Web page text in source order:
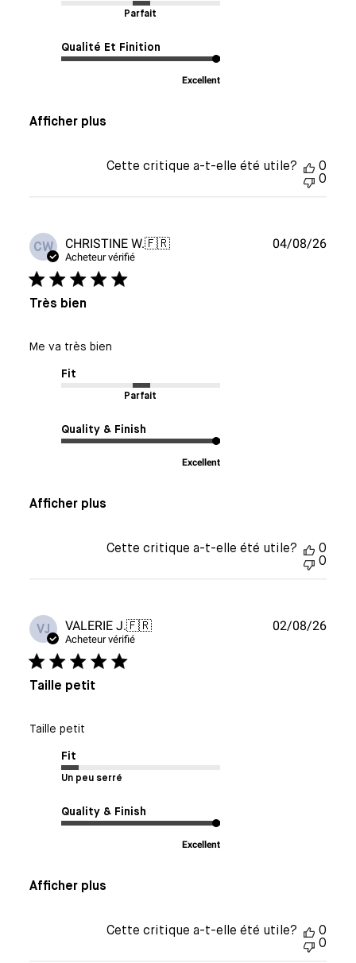
Parfait
Qualité Et Finition
Excellent
Afficher plus
Cette critique a-t-elle été utile?
0
0
CW CHRISTINE W.🇫🇷
Acheteur vérifié
Très bien
Me va très bien
Fit
Parfait
Quality & Finish
Excellent
Afficher plus
Date
04/08/26
Cette critique a-t-elle été utile?
0
0
VJ VALERIE J.🇫🇷
Acheteur vérifié
Taille petit
Taille petit
Fit
Un peu serré
Quality & Finish
Excellent
Afficher plus
Date
02/08/26
Cette critique a-t-elle été utile?
0
0